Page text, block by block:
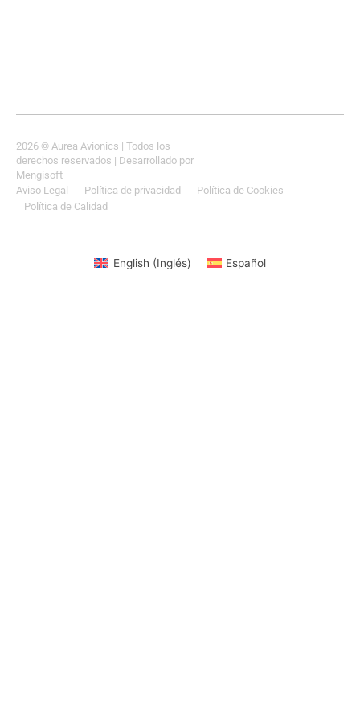
2026 © Aurea Avionics | Todos los
derechos reservados | Desarrollado por
Mengisoft
Aviso Legal
Política de privacidad
Política de Cookies
Política de Calidad
English (Inglés) Español